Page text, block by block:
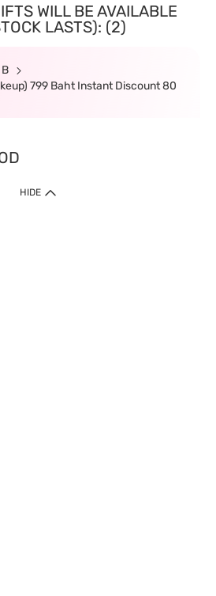
WILL BE AVAILABLE
LASTS): (2)
799 Baht Instant Discount 80
HIDE